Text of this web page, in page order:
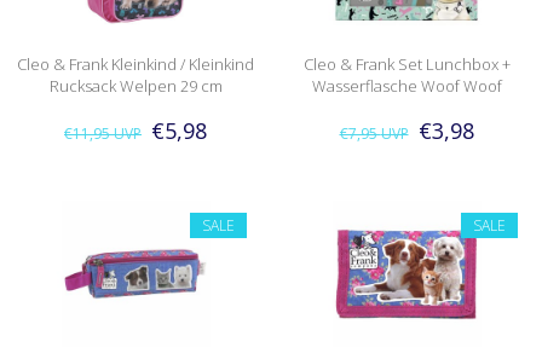
Cleo & Frank Kleinkind / Kleinkind
Rucksack Welpen 29 cm
€11,95UVP €5,98
Cleo & Frank Set Lunchbox +
Wasserflasche Woof Woof
€7,95UVP €3,98
SALE SALE